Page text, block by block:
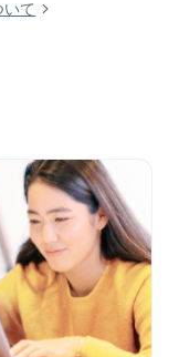
て